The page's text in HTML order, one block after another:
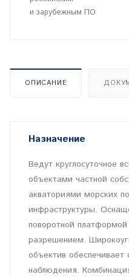
и зарубежным ПО
ОПИСАНИЕ
Назначение
Ведут круглосуточное
объектами частной
акваториями морских
инфраструктуры.
поворотной
разрешением.
объектив
наблюдения.